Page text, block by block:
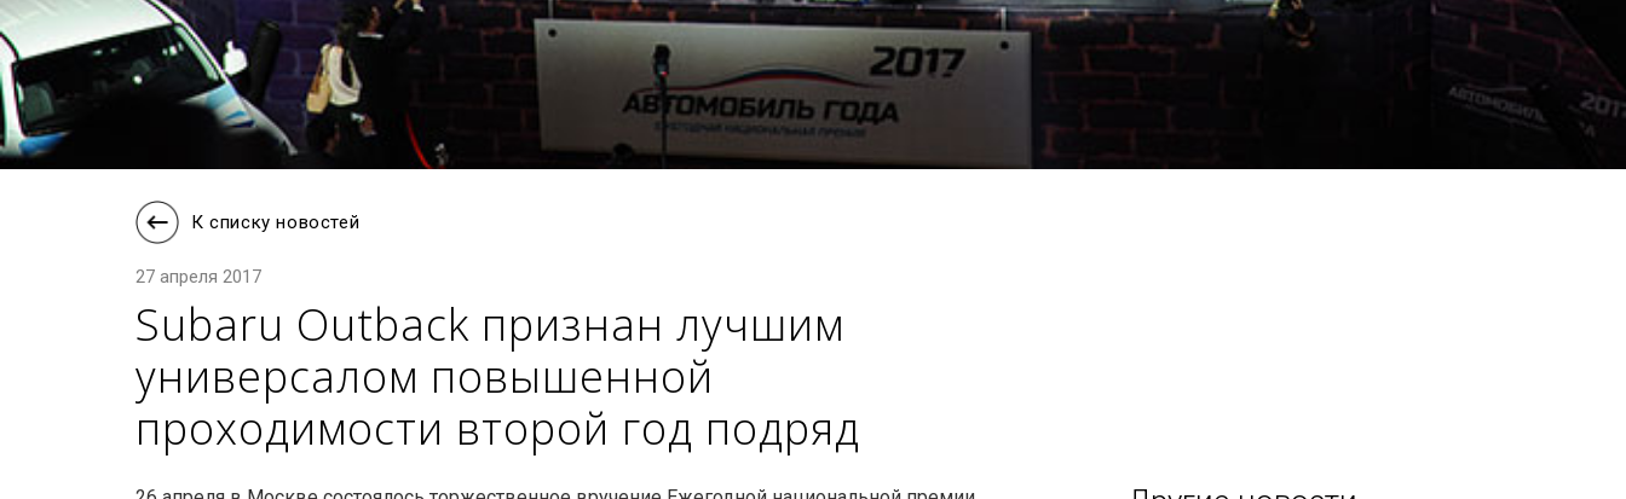
К списку новостей
27 апреля 2017
Subaru Outback признан лучшим
универсалом повышенной
проходимости второй год подряд